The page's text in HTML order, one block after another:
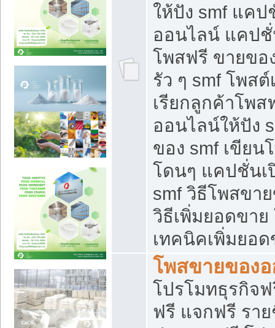
ให้ปัง smf แค
ออนไลน์ แคป
โพสฟรี ขายขอ
รัว ๆ smf โพส
เรียกลูกค้าโพส
ออนไลน์ให้ปัง
ของ smf เขียน
โดนๆ แคปชั่นเ
smf วิธีโพสขา
วิธีเพิ่มยอดขาย
เทคนิคเพิ่มยอด
โพสขายของ
โปรโมทธุรกิจ
ฟรี แจกฟรี ราย